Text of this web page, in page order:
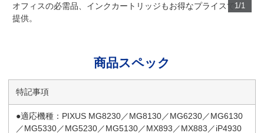
1/1
オフィスの必需品、インクカートリッジもお得なプライスでご
提供。
商品スペック
特記事項
●適応機種：PIXUS MG8230／MG8130／MG6230／MG6130
／MG5330／MG5230／MG5130／MX893／MX883／iP4930